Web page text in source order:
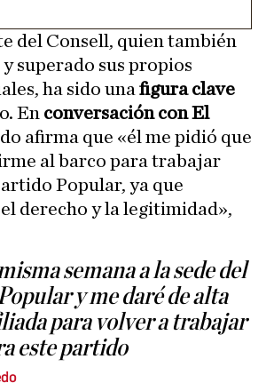
del Consell, quien también
superado sus propios
ha sido una figura clave
En conversación con El
afirma que «él me pidió que
al barco para trabajar
Popular, ya que
derecho y la legitimidad»,
semana a la sede del
y me daré de alta
para volver a trabajar
este partido